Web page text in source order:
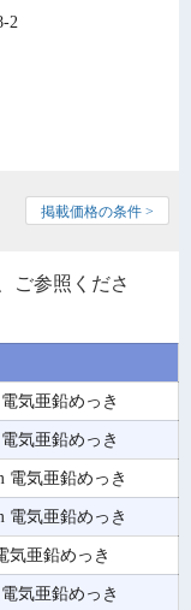
2
掲載価格の条件 >
ご参照くださ
気亜鉛めっき
気亜鉛めっき
電気亜鉛めっき
電気亜鉛めっき
気亜鉛めっき
気亜鉛めっき